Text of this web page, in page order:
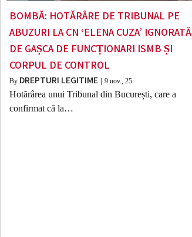
BOMBĂ: HOTĂRÂRE DE TRIBUNAL PE
ABUZURI LA CN ‘ELENA CUZA’ IGNORATĂ
DE GAȘCA DE FUNCȚIONARI ISMB ȘI
CORPUL DE CONTROL
By DREPTURI LEGITIME 9 nov., 25
Hotărârea unui Tribunal din București, care a
confirmat că la…